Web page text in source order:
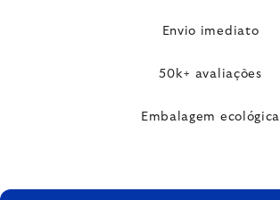
Envio imediato
50k+ avaliações
Embalagem ecológica